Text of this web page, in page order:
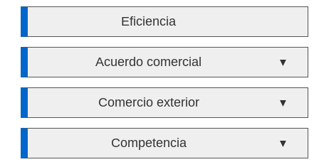
Eficiencia
Acuerdo comercial ▼
Comercio exterior ▼
Competencia ▼